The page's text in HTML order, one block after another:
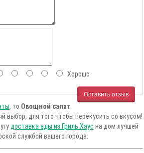
Хорошо
Оставить отзыв
, то Овощной салат
выбор, для того чтобы перекусить со вкусом!
доставка еды из Гриль Хаус на дом лучшей
службой вашего города.